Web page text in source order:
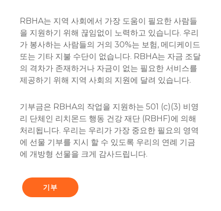
RBHA는 지역 사회에서 가장 도움이 필요한 사람들
을 지원하기 위해 끊임없이 노력하고 있습니다. 우리
가 봉사하는 사람들의 거의 30%는 보험, 메디케이드
또는 기타 지불 수단이 없습니다. RBHA는 자금 조달
의 격차가 존재하거나 자금이 없는 필요한 서비스를
제공하기 위해 지역 사회의 지원에 달려 있습니다.
기부금은 RBHA의 작업을 지원하는 501 (c)(3) 비영
리 단체인 리치몬드 행동 건강 재단 (RBHF)에 의해
처리됩니다. 우리는 우리가 가장 중요한 필요의 영역
에 선물 기부를 지시 할 수 있도록 우리의 연례 기금
에 개방형 선물을 크게 감사드립니다.
기부